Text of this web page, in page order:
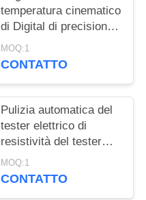
temperatura cinematico
di Digital di precisione
del viscosimetro del
petrolio ASTM D445
MOQ:1
CONTATTO
Pulizia automatica del
tester elettrico di
resistività del tester
dell'olio isolante del
trasformatore
MOQ:1
CONTATTO